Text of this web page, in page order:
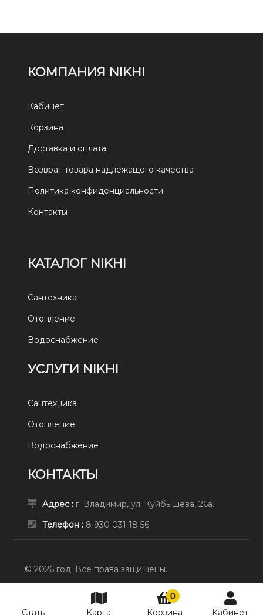
Стать Карта
0
Корзина
Кабинет
8 930 031 18 56 СТАТЬ
КОМПАНИЯ NIKHI
Кабинет
Корзина
Доставка и оплата
Возврат товара надлежащего качества
Политика конфиденциальности
Контакты
КАТАЛОГ NIKHI
Сантехника
Отопление
Водоснабжение
УСЛУГИ NIKHI
Сантехника
Отопление
Водоснабжение
КОНТАКТЫ
Адрес : г. Владимир, ул. Куйбышева, 26а.
Телефон : 8 930 031 18 56
© 2026 год. Все права защищены.